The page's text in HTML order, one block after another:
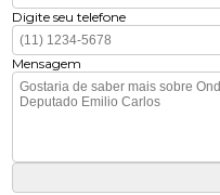
Digite seu telefone
Mensagem